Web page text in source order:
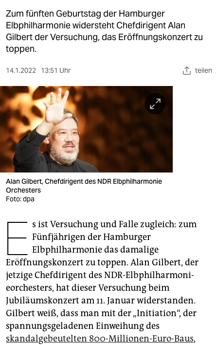
kultur
sport
berlin
nord
wahrheit
verlag
verlag
veranstaltungen
shop
fragen & hilfe
unterstützen
abo
genossenschaft
epaper login
Zum fünften Geburtstag der Hamburger
Elbphilharmonie widersteht Chefdirigent Alan
Gilbert der Versuchung, das Eröffnungskonzert zu
toppen.
14.1.2022 13:51 Uhr teilen
Alan Gilbert, Chefdirigent des NDR Elbphilharmonie
Orchesters
Foto: dpa
E s ist Versuchung und Falle zugleich: zum
Fünfjährigen der Hamburger
Elbphilharmonie das damalige
Eröffnungskonzert zu toppen. Alan Gilbert, der
jetzige Chefdirigent des NDR-­Elb­phil­harmoni­
eorchesters, hat dieser Versuchung beim
Jubiläumskonzert am 11. Januar widerstanden.
Gilbert weiß, dass man mit der „Initiation“, der
spannungsgeladenen Einweihung des
skandalgebeutelten 800-Millionen-Euro-Baus,